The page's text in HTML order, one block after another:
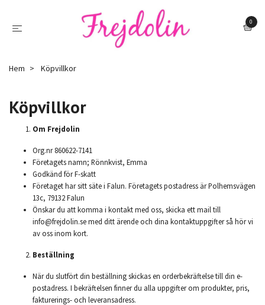
0
Hem Köpvillkor
Köpvillkor
Om Frejdolin
Org.nr 860622-7141
Företagets namn; Rönnkvist, Emma
Godkänd för F-skatt
Företaget har sitt säte i Falun. Företagets postadress är Polhemsvägen
13c, 79132 Falun
Önskar du att komma i kontakt med oss, skicka ett mail till
info@frejdolin.semed ditt ärende och dina kontaktuppgifter så hör vi
av oss inom kort.
Beställning
När du slutfört din beställning skickas en orderbekräftelse till din e-
postadress. I bekräftelsen finner du alla uppgifter om produkter, pris,
fakturerings- och leveransadress.